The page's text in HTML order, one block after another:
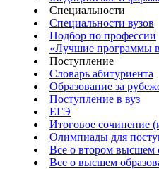
Специальности
Специальности вузов
Подбор по профессии
«Лучшие программы
Поступление
Словарь абитуриента
Образование за
Поступление в вуз
ЕГЭ
Итоговое сочинение
Олимпиады для
Все о втором высшем
Все о высшем